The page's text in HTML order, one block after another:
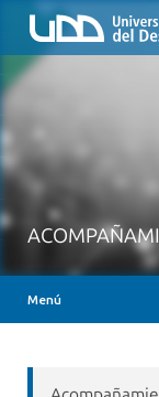
Menú
Inicio
QUIÉNES SOMOS
MESA AYUDA CANVAS
INSIGNIAS DIGITALES